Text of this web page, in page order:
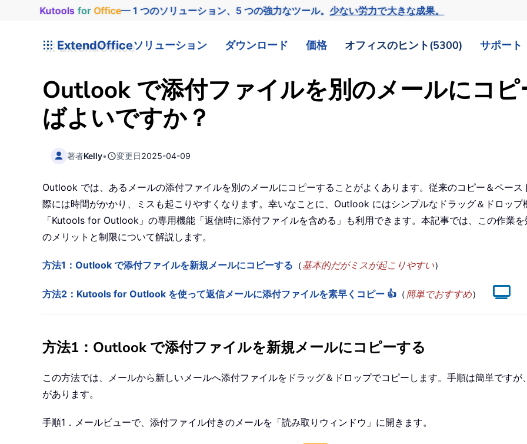
Kutools for Office— 1 つのソリューション、5 つの強力なツール。少ない労力で大きな成果。
ExtendOfficeソリューション ダウンロード 価格 オフィスのヒント(5300) サポート
Outlook で添付ファイルを別のメールにコ
ばよいですか？
著者Kelly• 変更日2025-04-09
Outlook では、あるメールの添付ファイルを別のメールにコピーすることがよくあります。従来のコピー＆ペー
際には時間がかかり、ミスも起こりやすくなります。幸いなことに、Outlook にはシンプルなドラッグ＆ドロッ
「Kutools for Outlook」の専用機能「返信時に添付ファイルを含める」も利用できます。本記事では、この作業
のメリットと制限について解説します。
方法1：Outlook で添付ファイルを新規メールにコピーする （基本的だがミスが起こりやすい）
方法2：Kutools for Outlook を使って返信メールに添付ファイルを素早くコピー 👍 （ 簡単でおすすめ）
方法1：Outlook で添付ファイルを新規メールにコピーする
この方法では、メールから新しいメールへ添付ファイルをドラッグ＆ドロップでコピーします。手順は簡単です
があります。
手順1．メールビューで、添付ファイル付きのメールを「読み取りウィンドウ」に開きます。